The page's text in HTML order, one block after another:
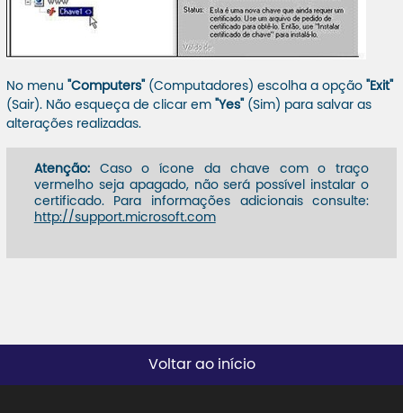
No menu "Computers" (Computadores) escolha a opção
"Exit"
(Sair). Não esqueça de clicar em
"Yes" (Sim) para salvar as
alterações realizadas.
Atenção:Caso o ícone da chave com o traço
vermelho seja apagado, não será possível instalar o
certificado. Para informações adicionais consulte:
http://support.microsoft.com
Voltar ao início